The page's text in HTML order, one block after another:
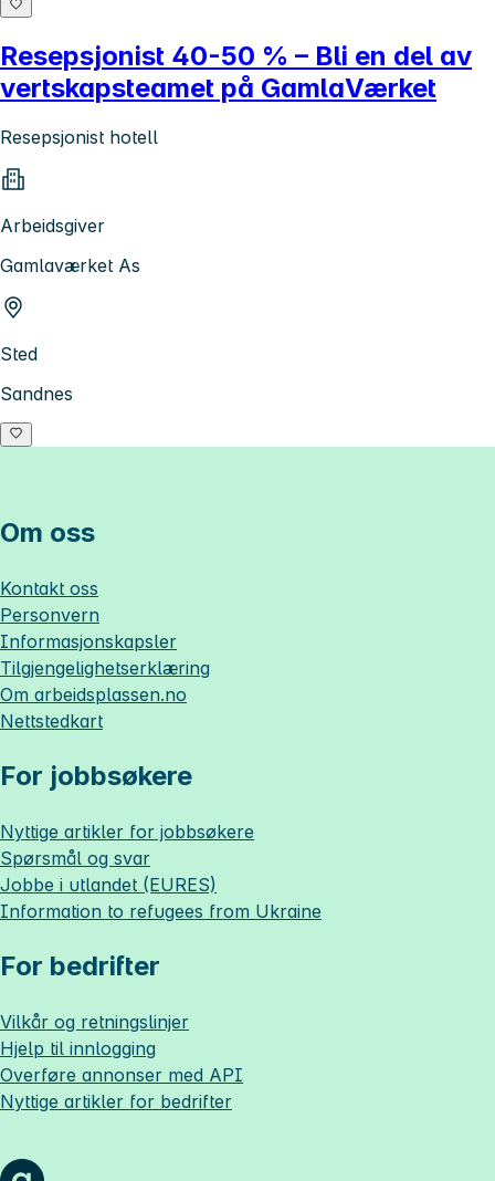
Resepsjonist 40-50 % – Bli en del av
vertskapsteamet på GamlaVærket
Resepsjonist hotell
Arbeidsgiver
Gamlaværket As
Sted
Sandnes
Om oss
Kontakt oss
Personvern
Informasjonskapsler
Tilgjengelighetserklæring
Om arbeidsplassen.no
Nettstedkart
For jobbsøkere
Nyttige artikler for jobbsøkere
Spørsmål og svar
Jobbe i utlandet (EURES)
Information to refugees from Ukraine
For bedrifter
Vilkår og retningslinjer
Hjelp til innlogging
Overføre annonser med API
Nyttige artikler for bedrifter